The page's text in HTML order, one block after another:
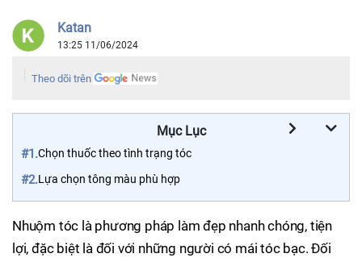
Katan
13:25 11/06/2024
Theo dõi trên
Mục Lục
#1.Chọn thuốc theo tình trạng tóc
#2.Lựa chọn tông màu phù hợp
Nhuộm tóc là phương pháp làm đẹp nhanh chóng, tiện
lợi, đặc biệt là đối với những người có mái tóc bạc. Đối